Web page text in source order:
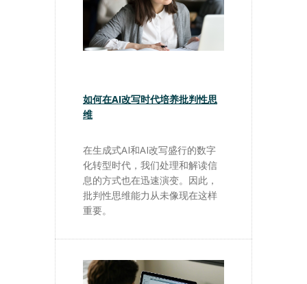
如何在AI改写时代培养批判性思
维
在生成式AI和AI改写盛行的数字
化转型时代，我们处理和解读信
息的方式也在迅速演变。因此，
批判性思维能力从未像现在这样
重要。